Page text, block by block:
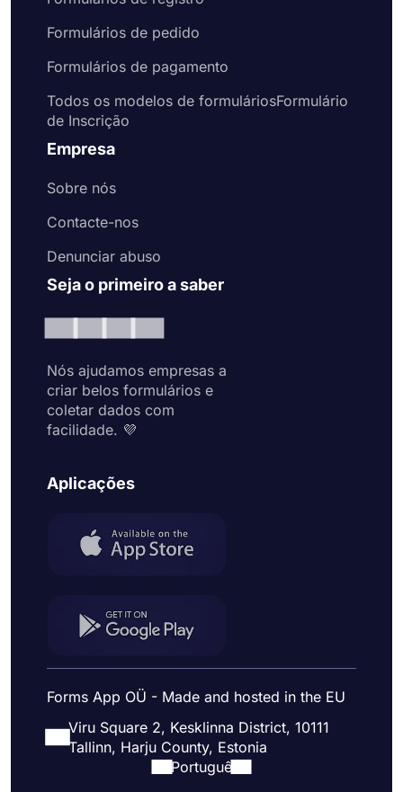
Formulários de pedido
Formulários de pagamento
Todos os modelos de formuláriosFormulário
de Inscrição
Empresa
Sobre nós
Contacte-nos
Denunciar abuso
Seja o primeiro a saber
Nós ajudamos empresas a
criar belos formulários e
coletar dados com
facilidade. 💜
Aplicações
Forms App OÜ - Made and hosted in the EU
Viru Square 2, Kesklinna District, 10111
Tallinn, Harju County, Estonia
Portuguê